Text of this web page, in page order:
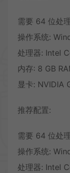
需要 64 位处
操作系统:
处理器: Intel
内存: 8 GB
显卡: NVIDIA
推荐配置:
需要 64 位处
操作系统:
处理器: Intel